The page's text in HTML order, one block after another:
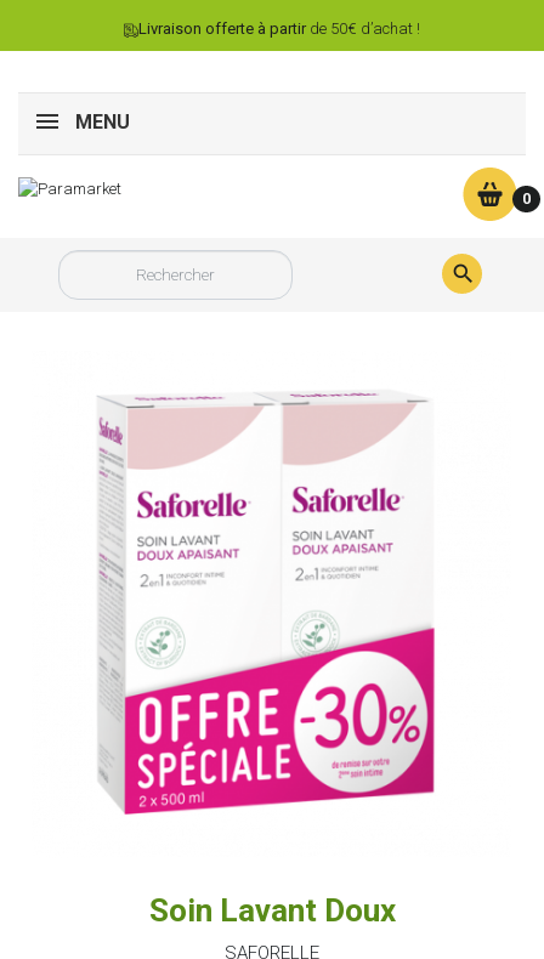
Livraison offerte à partirde 50€ d’achat !
MENU
0

Soin Lavant Doux
SAFORELLE